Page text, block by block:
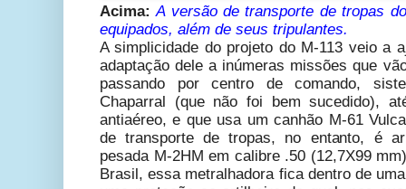
Acima: A versão de transporte de tropas
equipados, além de seus tripulantes.
A simplicidade do projeto do M-113 veio a
adaptação dele a inúmeras missões que
passando por centro de comando,
Chaparral (que não foi bem sucedido),
antiaéreo, e que usa um canhão M-61
de transporte de tropas, no entanto, é
pesada M-2HM em calibre .50 (12,7X99
Brasil, essa metralhadora fica dentro de